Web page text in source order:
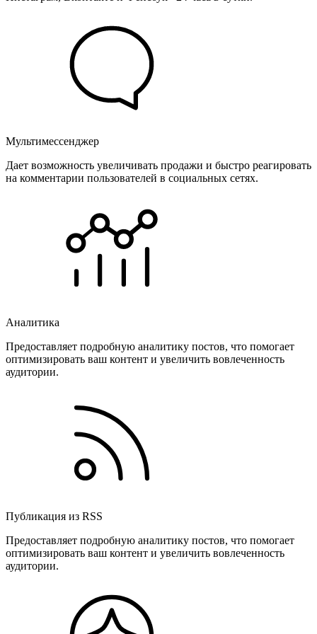
Мультимессенджер
Дает возможность увеличивать продажи и быстро реагировать
на комментарии пользователей в социальных сетях.
Аналитика
Предоставляет подробную аналитику постов, что помогает
оптимизировать ваш контент и увеличить вовлеченность
аудитории.
Публикация из RSS
Предоставляет подробную аналитику постов, что помогает
оптимизировать ваш контент и увеличить вовлеченность
аудитории.